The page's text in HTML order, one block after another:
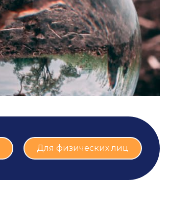
Для физических лиц